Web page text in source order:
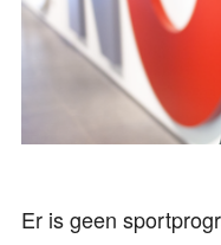
Er is geen